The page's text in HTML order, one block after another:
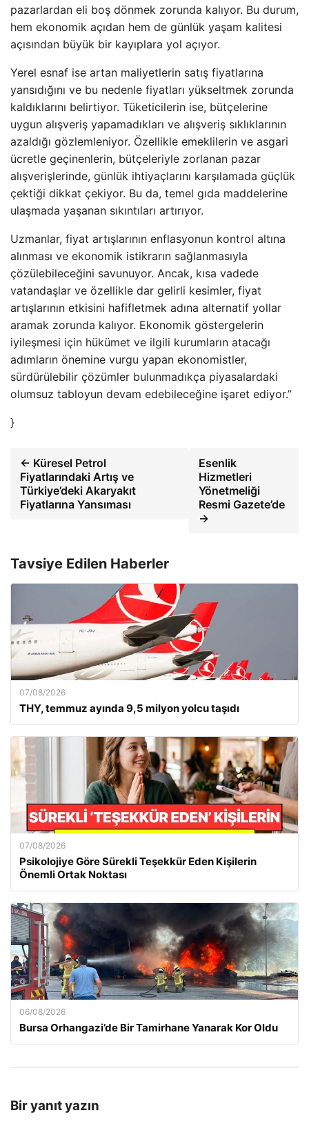
pazarlardan eli boş dönmek zorunda kalıyor. Bu durum,
hem ekonomik açıdan hem de günlük yaşam kalitesi
açısından büyük bir kayıplara yol açıyor.
Yerel esnaf ise artan maliyetlerin satış fiyatlarına
yansıdığını ve bu nedenle fiyatları yükseltmek zorunda
kaldıklarını belirtiyor. Tüketicilerin ise, bütçelerine
uygun alışveriş yapamadıkları ve alışveriş sıklıklarının
azaldığı gözlemleniyor. Özellikle emeklilerin ve asgari
ücretle geçinenlerin, bütçeleriyle zorlanan pazar
alışverişlerinde, günlük ihtiyaçlarını karşılamada güçlük
çektiği dikkat çekiyor. Bu da, temel gıda maddelerine
ulaşmada yaşanan sıkıntıları artırıyor.
Uzmanlar, fiyat artışlarının enflasyonun kontrol altına
alınması ve ekonomik istikrarın sağlanmasıyla
çözülebileceğini savunuyor. Ancak, kısa vadede
vatandaşlar ve özellikle dar gelirli kesimler, fiyat
artışlarının etkisini hafifletmek adına alternatif yollar
aramak zorunda kalıyor. Ekonomik göstergelerin
iyileşmesi için hükümet ve ilgili kurumların atacağı
adımların önemine vurgu yapan ekonomistler,
sürdürülebilir çözümler bulunmadıkça piyasalardaki
olumsuz tabloyun devam edebileceğine işaret ediyor.”
}
← Küresel Petrol
Fiyatlarındaki Artış ve
Türkiye’deki Akaryakıt
Fiyatlarına Yansıması
Esenlik
Hizmetleri
Yönetmeliği
Resmi Gazete’de
→
Tavsiye Edilen Haberler
07/08/2026
THY, temmuz ayında 9,5 milyon yolcu taşıdı
07/08/2026
Psikolojiye Göre Sürekli Teşekkür Eden Kişilerin
Önemli Ortak Noktası
06/08/2026
Bursa Orhangazi’de Bir Tamirhane Yanarak Kor Oldu
Bir yanıt yazın